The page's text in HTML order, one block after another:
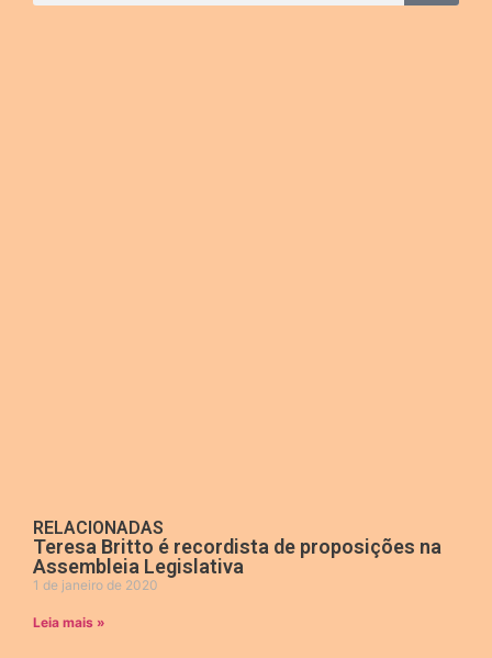
RELACIONADAS
Teresa Britto é recordista de proposições na
Assembleia Legislativa
1 de janeiro de 2020
Leia mais »